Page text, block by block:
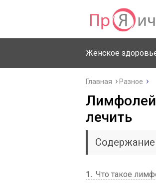
Женское
Главная Разное
лечить
Содержание
1
Что такое